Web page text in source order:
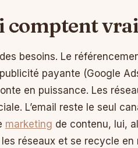
comptent
besoins. Le
payante (Google
en puissance. Les
L’email reste le seul
marketing de contenu, lui,
réseaux et se recycle en